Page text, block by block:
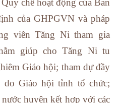
chế hoạt động của Ban
của GHPGVN và pháp
viên Tăng Ni tham gia
giúp cho Tăng Ni tu
Giáo hội; tham dự đầy
do Giáo hội tỉnh tổ chức;
huyện kết hợp với các